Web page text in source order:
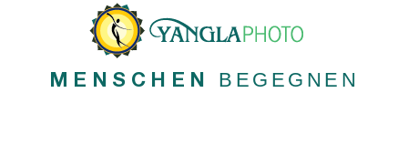
MENSCHEN BEGEGNEN